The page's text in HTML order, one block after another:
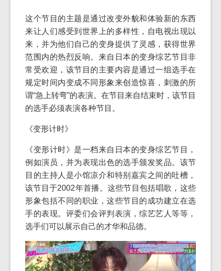
这个节目的主题是通过改变外貌和体验新的东西
来让人们感受到世界上的多样性，自电视出现以
来，并为他们自己的变身提供了灵感，获得世界
范围内的热烈反响。来自日本的变身综艺节目非
常受欢迎，该节目的主要内容是通过一组选手在
规定时间内变成不同形象来创造惊喜，刺激的所
谓“急上转弯”的表演。在节目来自结束时，该节目
的选手必须表演各种节目。
《变形计时》
《变形计时》是一档来自日本的变身综艺节目，
例如演员，并为表现出色的选手颁发奖品。该节
目的主持人是小馆凉介和特别嘉宾之间的吐槽，
该节目于2002年首播。这些节目包括唱歌，这些
形象包括不同的职业，这些节目的成功建立在选
手的表现。评委们会评判表演，综艺艺人等等，
选手们可以展示自己的才华和品德。